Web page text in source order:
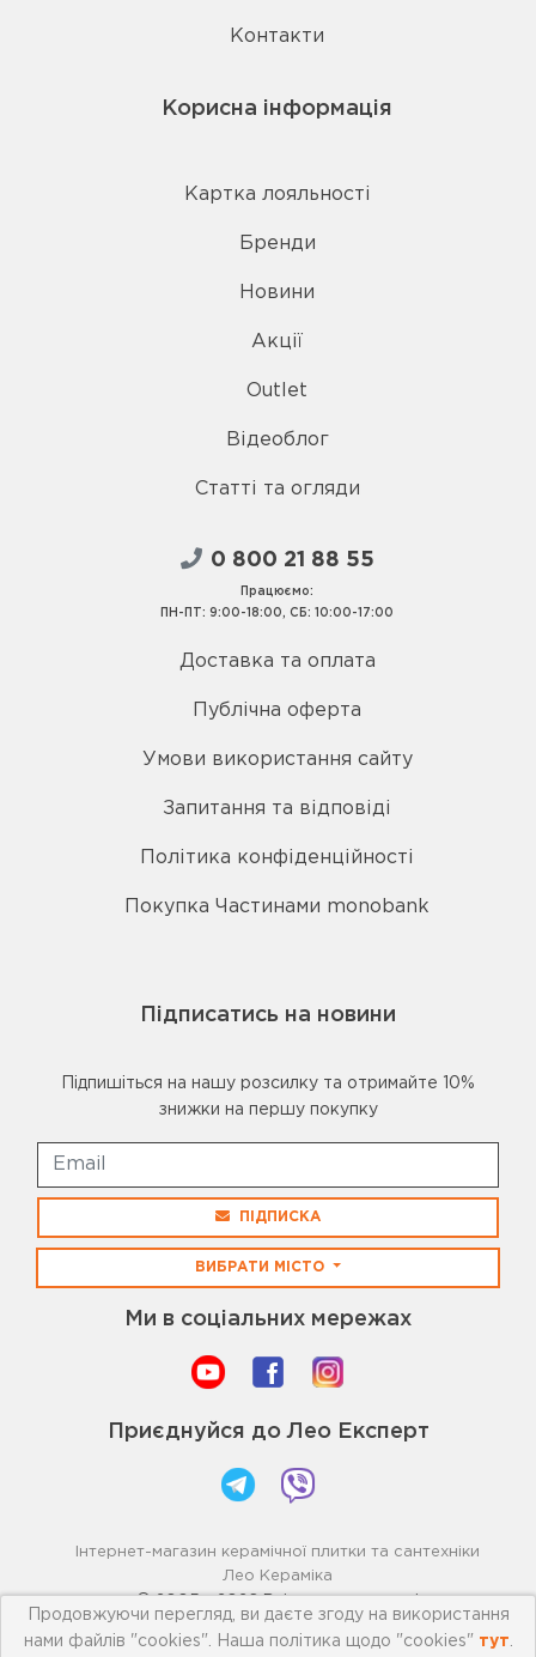
Контакти
Корисна інформація
Картка лояльності
Бренди
Новини
Акції
Outlet
Відеоблог
Статті та огляди
0 800 21 88 55
Працюємо:
ПН-ПТ: 9:00-18:00, СБ: 10:00-17:00
Доставка та оплата
Публічна оферта
Умови використання сайту
Запитання та відповіді
Політика конфіденційності
Покупка Частинами monobank
Підписатись на новини
Підпишіться на нашу розсилку та отримайте 10%
знижки на першу покупку
ПІДПИСКА
ВИБРАТИ МІСТО
Ми в соціальних мережах
Приєднуйся до Лео Експерт
Інтернет-магазин керамічної плитки та сантехніки
Лео Кераміка
© 2005 - 2026 Всі права захищені
Продовжуючи перегляд, ви даєте згоду на використання
нами файлів "cookies". Наша політика щодо "cookies" тут